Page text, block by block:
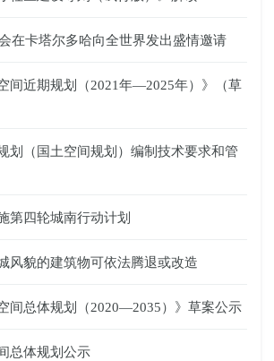
在卡塔尔多哈向全世界发出盛情邀请
间近期规划（2021年—2025年）》（草
划（国土空间规划）编制技术要求和管
第四轮城南行动计划
风貌的建筑物可依法腾退或改造
间总体规划（2020—2035）》草案公示
总体规划公示